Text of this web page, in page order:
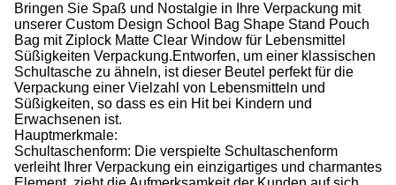
Bringen Sie Spaß und Nostalgie in Ihre Verpackung mit
unserer Custom Design School Bag Shape Stand Pouch
Bag mit Ziplock Matte Clear Window für Lebensmittel
Süßigkeiten Verpackung.Entworfen, um einer klassischen
Schultasche zu ähneln, ist dieser Beutel perfekt für die
Verpackung einer Vielzahl von Lebensmitteln und
Süßigkeiten, so dass es ein Hit bei Kindern und
Erwachsenen ist.
Hauptmerkmale:
Schultaschenform: Die verspielte Schultaschenform
verleiht Ihrer Verpackung ein einzigartiges und charmantes